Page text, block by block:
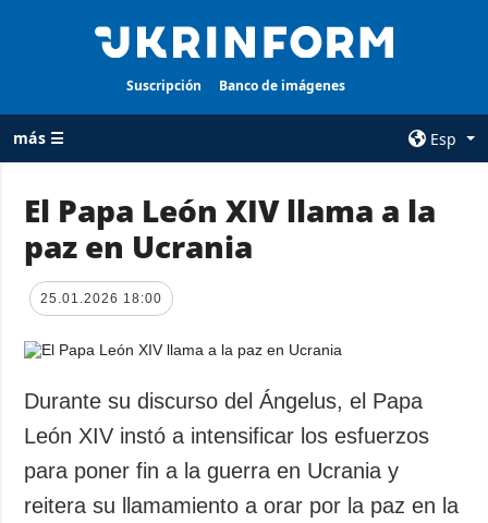
Suscripción Banco de imágenes
más ☰
Esp
TODAS LAS
Guerra
de Ucrania
Política
Economía
Defensa
Sociedad y
condiciones de
servicios
Política de
privacidad y
protección de
datos personales
El Papa León XIV llama a la
paz en Ucrania
25.01.2026 18:00
Durante su discurso del Ángelus, el Papa
León XIV instó a intensificar los esfuerzos
para poner fin a la guerra en Ucrania y
reitera su llamamiento a orar por la paz en la